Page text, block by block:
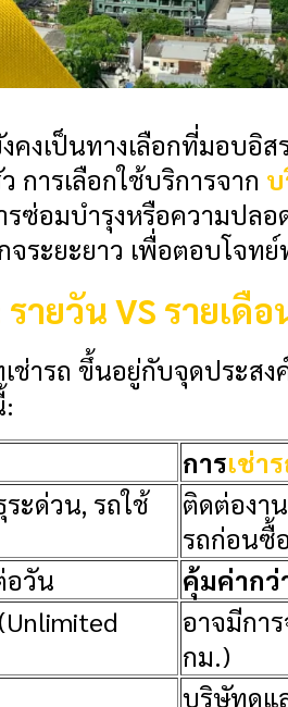
งเป็นทางเลือกที่มอบอิส
ารเลือกใช้บริการจาก
รซ่อมบำรุงหรือความป
จระยะยาว เพื่อตอบโจทย์
ายวัน VS รายเดือ
ช่ารถ ขึ้นอยู่กับจุดประสง
การเช่า
ะด่วน, รถใช้
ติดต่องา
รถก่อนซื้อ
อวัน คุ้มค่ากว่
อาจมีกา
กม.)
บริษัทดูแ